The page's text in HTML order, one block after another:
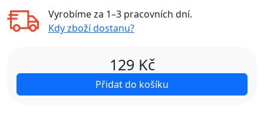
Vyrobíme za 1–3 pracovních dní.
Kdy zboží dostanu?
129 Kč
Přidat do košíku